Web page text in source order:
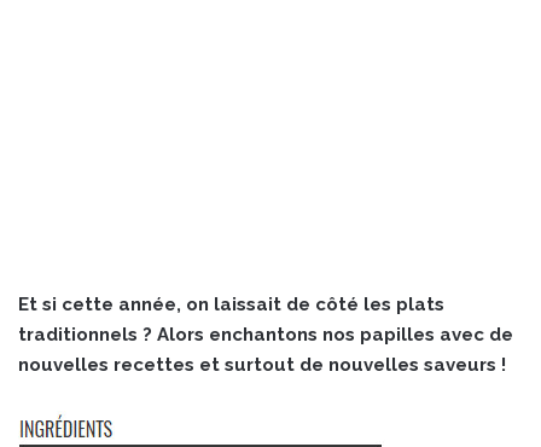
Et si cette année, on laissait de côté les plats
traditionnels ? Alors enchantons nos papilles avec de
nouvelles recettes et surtout de nouvelles saveurs !